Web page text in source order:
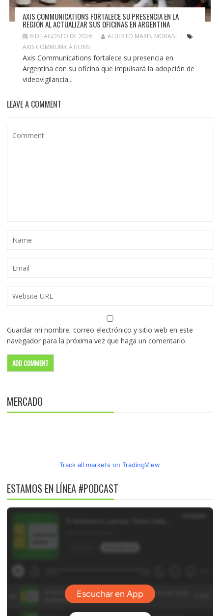
AXIS COMMUNICATIONS FORTALECE SU PRESENCIA EN LA
REGIÓN AL ACTUALIZAR SUS OFICINAS EN ARGENTINA
6 DE AGOSTO DE 2026
ALBERTO MARIN MORAN
AXIS COMMUNICATIONS
Axis Communications fortalece su presencia en
Argentina con su oficina que impulsará la adopción de
videovigilancia...
LEAVE A COMMENT
Guardar mi nombre, correo electrónico y sitio web en este
navegador para la próxima vez que haga un comentario.
MERCADO
Track all markets on TradingView
ESTAMOS EN LÍNEA #PODCAST